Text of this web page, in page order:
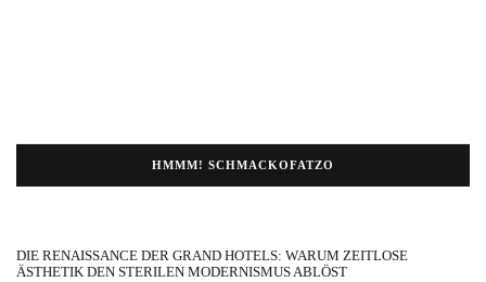
HMMM! SCHMACKOFATZO
DIE RENAISSANCE DER GRAND HOTELS: WARUM ZEITLOSE
ÄSTHETIK DEN STERILEN MODERNISMUS ABLÖST